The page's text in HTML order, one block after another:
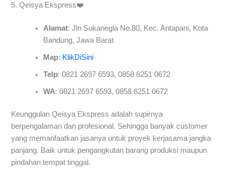
5. Qeisya Ekspress❤️
Alamat: Jln Sukanegla No.80, Kec. Antapani, Kota
Bandung, Jawa Barat
Map: KlikDiSini
Telp: 0821 2697 6593, 0858 6251 0672
WA: 0821 2697 6593, 0858 6251 0672
Keunggulan Qeisya Ekspress adalah supirnya
berpengalaman dan profesional. Sehingga banyak customer
yang memanfaatkan jasanya untuk proyek kerjasama jangka
panjang. Baik untuk pengangkutan barang produksi maupun
pindahan tempat tinggal.